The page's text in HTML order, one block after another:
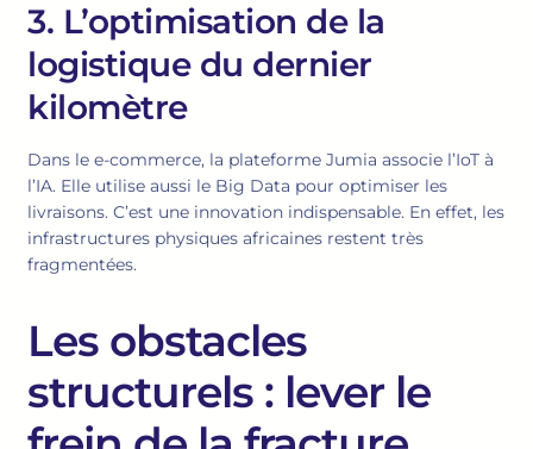
3. L’optimisation de la
logistique du dernier
kilomètre
Dans le e-commerce, la plateforme Jumia associe l’IoT à
l’IA. Elle utilise aussi le Big Data pour optimiser les
livraisons. C’est une innovation indispensable. En effet, les
infrastructures physiques africaines restent très
fragmentées.
Les obstacles
structurels : lever le